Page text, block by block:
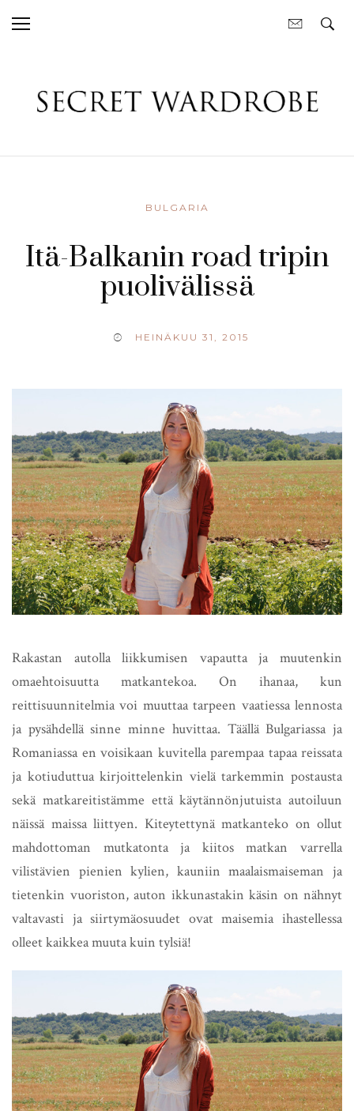
BULGARIA
Itä-Balkanin road tripin
puolivälissä
HEINÄKUU 31, 2015
Rakastan autolla liikkumisen vapautta ja muutenkin
omaehtoisuutta matkantekoa. On ihanaa, kun
reittisuunnitelmia voi muuttaa tarpeen vaatiessa lennosta
ja pysähdellä sinne minne huvittaa. Täällä Bulgariassa ja
Romaniassa en voisikaan kuvitella parempaa tapaa reissata
ja kotiuduttua kirjoittelenkin vielä tarkemmin postausta
sekä matkareitistämme että käytännönjutuista autoiluun
näissä maissa liittyen. Kiteytettynä matkanteko on ollut
mahdottoman mutkatonta ja kiitos matkan varrella
vilistävien pienien kylien, kauniin maalaismaiseman ja
tietenkin vuoriston, auton ikkunastakin käsin on nähnyt
valtavasti ja siirtymäosuudet ovat maisemia ihastellessa
olleet kaikkea muuta kuin tylsiä!